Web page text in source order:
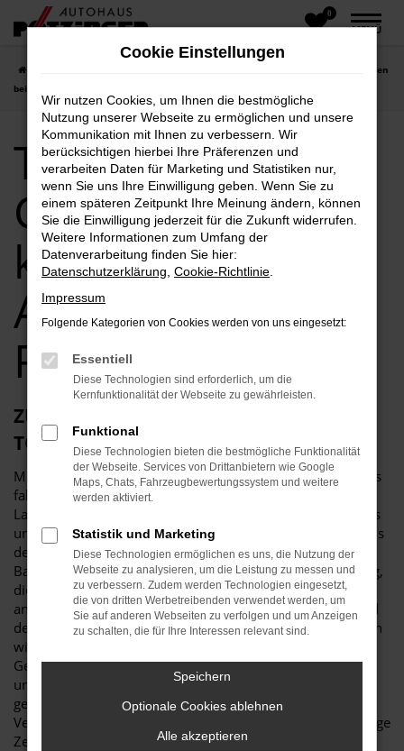
Zum
0
MENÜ
Toyota C-HR Gebrauchtwagen kaufen
bei Autohaus Pötzinge
Toyota C-HR
Gebrauchtwagen
kaufen bei
Autohaus
Pötzinge
ZUVERLÄSSIG GELD SPAREN MIT EINEM
TOYOTA C-HR GEBRAUCHTWAGEN
Mit einem Toyota C-HR Gebrauchtwagen machen Sie nichts
falsch. Das Fahrzeug ist seit vielen Jahren für seine
Langlebigkeit bekannt und überzeugt seit eh und je in Tests
und Vergleichen. Dabei überzeugen sowohl die Modelle aus
der aktuellen Generation als auch Fahrzeuge älterer
Baujahre. Der Grund liegt in der erstklassigen Verarbeitung,
die sowohl den Toyota C-HR Gebrauchtwagen als auch
andere Modelle des Herstellers auszeichnen. Entsprechend
der Devise „Augen auf beim Gebrauchtwagenkauf“ schauen
wir bereits vor dem Verkauf genau hin. Jeder Toyota C-HR
Gebrauchtwagen durchläuft eine gründliche Diagnose in
unserer Meisterwerkstatt und wird auf Vordermann
gebracht. Wir reparieren, wenn nötig und wechseln
Verschleißteile aus. Uns ist dabei wichtig, dass Sie über lange
Zeit ein zuverlässiges und pannenfreies Fahrzeug erhalten.
Cookie Einstellungen
Wir nutzen Cookies, um Ihnen die bestmögliche
Nutzung unserer Webseite zu ermöglichen und unsere
Kommunikation mit Ihnen zu verbessern. Wir
berücksichtigen hierbei Ihre Präferenzen und
verarbeiten Daten für Marketing und Statistiken nur,
wenn Sie uns Ihre Einwilligung geben. Wenn Sie zu
einem späteren Zeitpunkt Ihre Meinung ändern, können
Sie die Einwilligung jederzeit für die Zukunft widerrufen.
Weitere Informationen zum Umfang der
Datenverarbeitung finden Sie hier:
Datenschutzerklärung Cookie-Richtlinie
Impressum
Folgende Kategorien von Cookies werden von uns eingesetzt:
Essentiell
Diese Technologien sind erforderlich, um die
Kernfunktionalität der Webseite zu gewährleisten.
Funktional
Diese Technologien bieten die bestmögliche Funktionalität
der Webseite. Services von Drittanbietern wie Google
Maps, Chats, Fahrzeugbewertungssystem und weitere
werden aktiviert.
Statistik und Marketing
Diese Technologien ermöglichen es uns, die Nutzung der
Webseite zu analysieren, um die Leistung zu messen und
zu verbessern. Zudem werden Technologien eingesetzt,
die von dritten Werbetreibenden verwendet werden, um
Sie auf anderen Webseiten zu verfolgen und um Anzeigen
zu schalten, die für Ihre Interessen relevant sind.
Speichern
Optionale Cookies ablehnen
Alle akzeptieren